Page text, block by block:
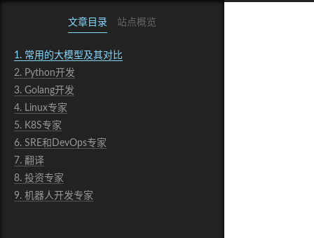
文章目录 站点概览
1. 常用的大模型及其对比
2. Python开发
3. Golang开发
4. Linux专家
5. K8S专家
6. SRE和DevOps专家
7. 翻译
8. 投资专家
9. 机器人开发专家